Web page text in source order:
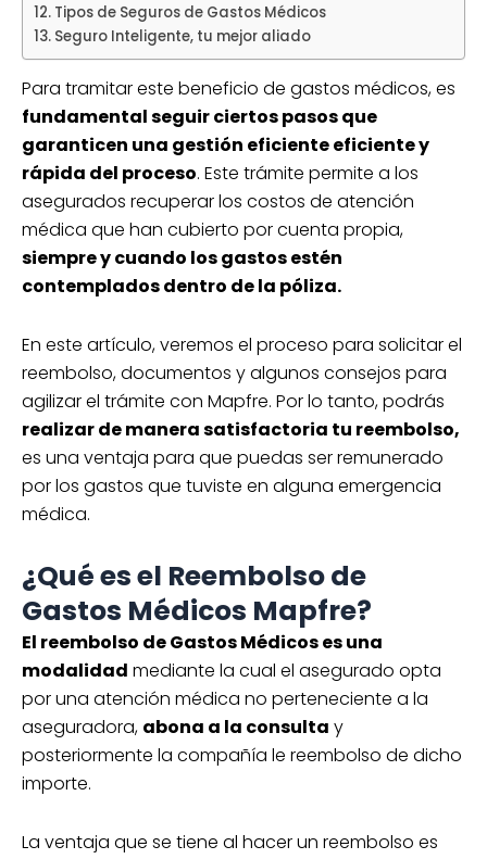
Tipos de Seguros de Gastos Médicos
Seguro Inteligente, tu mejor aliado
Para tramitar este beneficio de gastos médicos, es
fundamental seguir ciertos pasos que
garanticen una gestión eficiente eficiente y
rápida del proceso. Este trámite permite a los
asegurados recuperar los costos de atención
médica que han cubierto por cuenta propia,
siempre y cuando los gastos estén
contemplados dentro de la póliza.
En este artículo, veremos el proceso para solicitar el
reembolso, documentos y algunos consejos para
agilizar el trámite con Mapfre. Por lo tanto, podrás
realizar de manera satisfactoria tu reembolso,
es una ventaja para que puedas ser remunerado
por los gastos que tuviste en alguna emergencia
médica.
¿Qué es el Reembolso de
Gastos Médicos Mapfre?
El reembolso de Gastos Médicos es una
modalidad mediante la cual el asegurado opta
por una atención médica no perteneciente a la
aseguradora, abona a la consulta y
posteriormente la compañía le reembolso de dicho
importe.
La ventaja que se tiene al hacer un reembolso es